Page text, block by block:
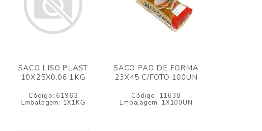
SACO LISO PLAST
10X25X0,06 1KG
Código: 61963
Embalagem: 1X1KG
SACO PAO DE FORMA
23X45 C/FOTO 100UN
Código: 11638
Embalagem: 1X100UN